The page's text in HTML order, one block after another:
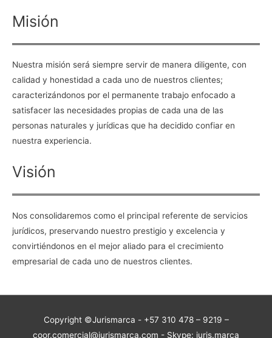
Misión
Nuestra misión será siempre servir de manera diligente, con
calidad y honestidad a cada uno de nuestros clientes;
caracterizándonos por el permanente trabajo enfocado a
satisfacer las necesidades propias de cada una de las
personas naturales y jurídicas que ha decidido confiar en
nuestra experiencia.
Visión
Nos consolidaremos como el principal referente de servicios
jurídicos, preservando nuestro prestigio y excelencia y
convirtiéndonos en el mejor aliado para el crecimiento
empresarial de cada uno de nuestros clientes.
Copyright ©Jurismarca - +57 310 478 – 9219 –
coor.comercial@jurismarca.com - Skype: juris.marca